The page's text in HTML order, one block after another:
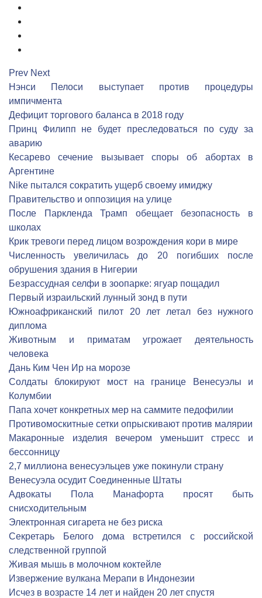
Prev Next
Нэнси Пелоси выступает против процедуры
импичмента
Дефицит торгового баланса в 2018 году
Принц Филипп не будет преследоваться по суду за
аварию
Кесарево сечение вызывает споры об абортах в
Аргентине
Nike пытался сократить ущерб своему имиджу
Правительство и оппозиция на улице
После Паркленда Трамп обещает безопасность в
школах
Крик тревоги перед лицом возрождения кори в мире
Численность увеличилась до 20 погибших после
обрушения здания в Нигерии
Безрассудная селфи в зоопарке: ягуар пощадил
Первый израильский лунный зонд в пути
Южноафриканский пилот 20 лет летал без нужного
диплома
Животным и приматам угрожает деятельность
человека
Дань Ким Чен Ир на морозе
Солдаты блокируют мост на границе Венесуэлы и
Колумбии
Папа хочет конкретных мер на саммите педофилии
Противомоскитные сетки опрыскивают против малярии
Макаронные изделия вечером уменьшит стресс и
бессонницу
2,7 миллиона венесуэльцев уже покинули страну
Венесуэла осудит Соединенные Штаты
Адвокаты Пола Манафорта просят быть
снисходительным
Электронная сигарета не без риска
Секретарь Белого дома встретился с российской
следственной группой
Живая мышь в молочном коктейле
Извержение вулкана Мерапи в Индонезии
Исчез в возрасте 14 лет и найден 20 лет спустя